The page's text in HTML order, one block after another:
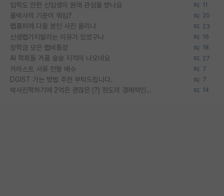
입학도 안한 신입생이 원래 관심을 받나요 11
물박사의 기준이 뭐임? 20
랩홈피에 다들 본인 사진 올리냐 23
신생랩가지말라는 이유가 있었구나 16
장학금 모은 랩비통장 18
AI 학회들 거품 슬슬 지적이 나오네요 27
카이스트 서류 전형 배수 7
DGIST 가는 방법 추천 부탁드립니다. 7
박사진학하기에 2억은 괜찮은 (?) 정도의 경제력인가요 14